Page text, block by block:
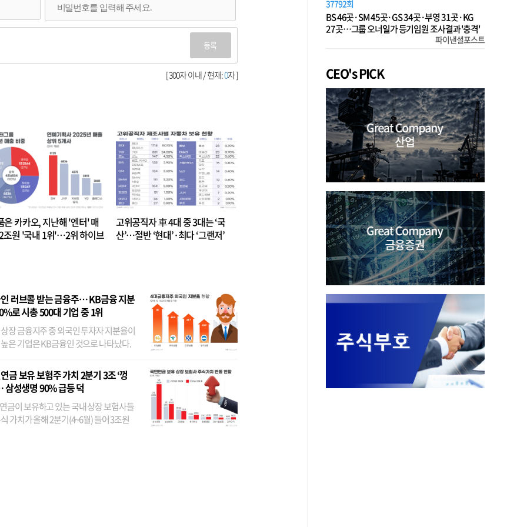
등록
[ 300자 이내 / 현재:0자 ]
은 카카오, 지난해 '엔터' 매
조원 '국내 1위'…2위 하이브
고위공직자 車 4대 중 3대는 ‘국
산’…절반 ‘현대’·최다 ‘그랜저’
러브콜 받는 금융주… KB금융 지분
로 시총 500대 기업 중 1위
장 금융지주 중 외국인 투자자 지분율이
은 기업은 KB금융인 것으로 나타났다.
다. 특히 KB금융은 지난달 말 기준 해외
자자 지분율이...
금 보유 보험주 가치 2분기 3조 ‘껑
삼성생명 90% 급등 덕
금이 보유하고 있는 국내 상장 보험사들
가치가 올해 2분기(4~6월) 들어 3조원
37792회
BS 46곳·SM 45곳·GS 34곳·부영 31곳·KG
27곳…그룹 오너일가 등기임원 조사결과 '충격'
파이낸셜포스트
CEO's PICK